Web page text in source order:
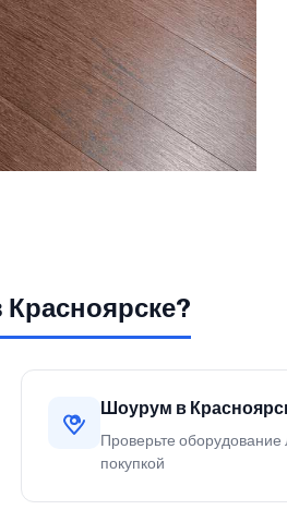
Шоурум в
Проверьте оборудование
покупкой